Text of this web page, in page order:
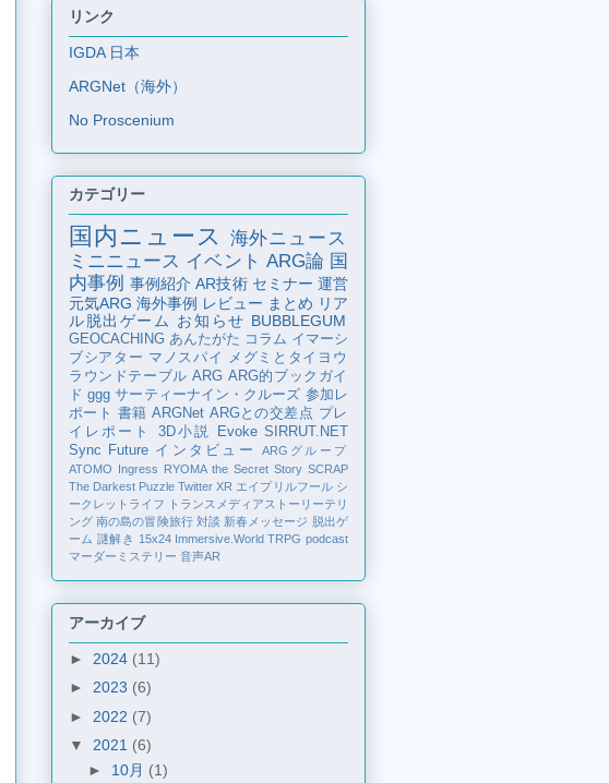
リンク
IGDA 日本
ARGNet（海外）
No Proscenium
カテゴリー
国内ニュース
海外ニュース
ミニニュース イベント ARG論 国
内事例 事例紹介 AR技術 セミナー 運営
元気ARG 海外事例 レビュー まとめ リア
ル脱出ゲーム
お知らせ BUBBLEGUM
GEOCACHING あんたがた コラム イマーシ
ブシアター マノスパイ
メグミとタイヨウ
ラウンドテーブル ARG ARG的ブックガイ
ド ggg サーティーナイン・クルーズ 参加レ
ポート 書籍 ARGNet ARGとの交差点 プレ
イレポート
3D小説 Evoke SIRRUT.NET
Sync Future インタビュー
ARGグループ
ATOMO Ingress RYOMA the Secret Story SCRAP
The Darkest Puzzle Twitter XR エイプリルフール シ
ークレットライフ
トランスメディアストーリーテリ
ング 南の島の冒険旅行 対談 新春メッセージ 脱出ゲ
ーム 謎解き 15x24 Immersive.World TRPG podcast
マーダーミステリー 音声AR
アーカイブ
► 2024 (11)
► 2023 (6)
► 2022 (7)
▼ 2021 (6)
► 10月 (1)